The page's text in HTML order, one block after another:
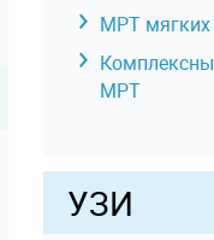
МРТ мягких
МРТ
УЗИ